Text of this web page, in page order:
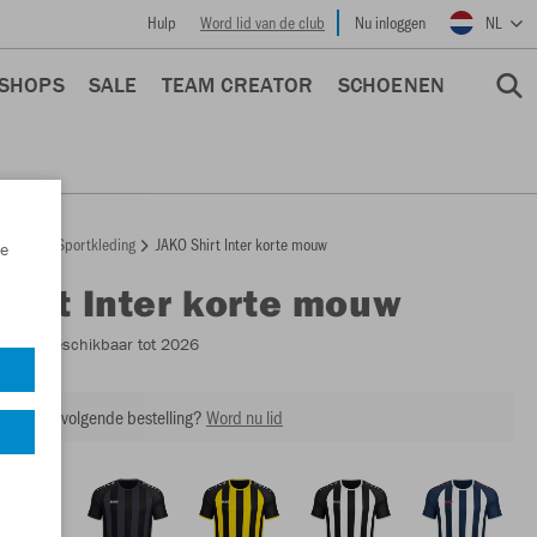
Hulp Word lid van de club Nu inloggen NL
SALE TEAM CREATOR SCHOENEN
Sportkleding JAKO Shirt Inter korte mouw
Shirt Inter korte mouw
- Beschikbaar tot 2026
op je volgende bestelling?Word nu lid